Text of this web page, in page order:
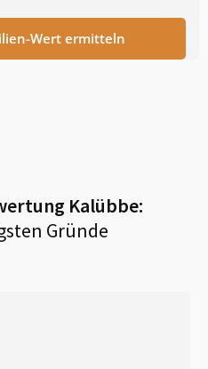
Wert ermitteln
Kalübbe:
Gründe